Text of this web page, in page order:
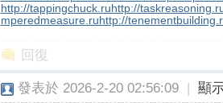
http://tappingchuck.ruhttp://
mperedmeasure.ruhttp://
回復
發表於 2026-2-20 02:56:09 | 顯